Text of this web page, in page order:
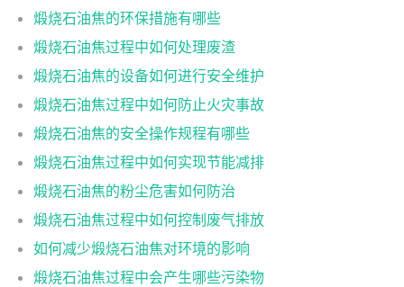
煅烧石油焦的环保措施有哪些
煅烧石油焦过程中如何处理废渣
煅烧石油焦的设备如何进行安全维护
煅烧石油焦过程中如何防止火灾事故
煅烧石油焦的安全操作规程有哪些
煅烧石油焦过程中如何实现节能减排
煅烧石油焦的粉尘危害如何防治
煅烧石油焦过程中如何控制废气排放
如何减少煅烧石油焦对环境的影响
煅烧石油焦过程中会产生哪些污染物